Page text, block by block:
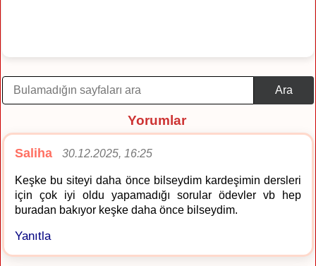
Ara
Yorumlar
Saliha 30.12.2025, 16:25
Keşke bu siteyi daha önce bilseydim kardeşimin dersleri
için çok iyi oldu yapamadığı sorular ödevler vb hep
buradan bakıyor keşke daha önce bilseydim.
Yanıtla